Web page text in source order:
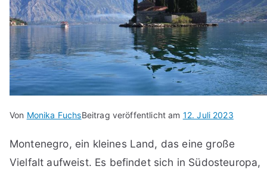
Von Monika FuchsBeitrag veröffentlicht am 12. Juli 2023
Montenegro, ein kleines Land, das eine große
Vielfalt aufweist. Es befindet sich in Südosteuropa,